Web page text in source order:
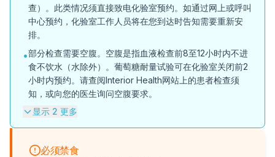
查）。此类情况须直接致电化验室预约。如通过网上或呼叫
中心预约，化验室工作人员将在您到达时告知需要重新安
排。
•部分检查需要空腹。空腹是指血液检查前8至12小时内不进
食不饮水（水除外）。葡萄糖耐量试验可在化验室关闭前2
小时内预约。请查阅Interior Health网站上的患者检查须
知，或向您的医生询问空腹要求。
显示 2 更多
必须禁食